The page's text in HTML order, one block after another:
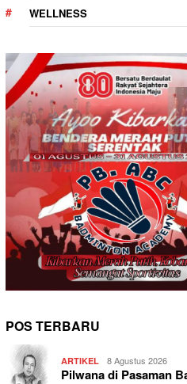
WELLNESS
POS TERBARU
ARTIKEL 8 Agustus 2026
Pilwana di Pasaman